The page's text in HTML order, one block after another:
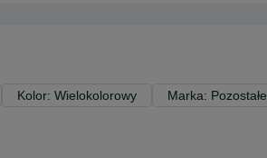
Kolor: Wielokolorowy Marka: Pozostałe